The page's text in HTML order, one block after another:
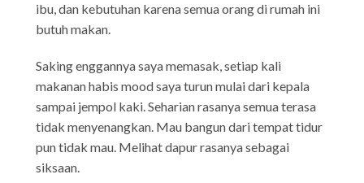
ibu, dan kebutuhan karena semua orang di rumah ini
butuh makan.
Saking enggannya saya memasak, setiap kali
makanan habis mood saya turun mulai dari kepala
sampai jempol kaki. Seharian rasanya semua terasa
tidak menyenangkan. Mau bangun dari tempat tidur
pun tidak mau. Melihat dapur rasanya sebagai
siksaan.